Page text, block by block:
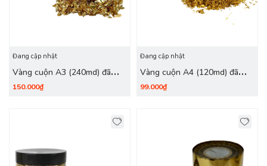
Đang cập nhật
Vàng cuộn A3 (240md) đã
tuốt
150.000₫
Đang cập nhật
Vàng cuộn A4 (120md) đã
tuốt
99.000₫